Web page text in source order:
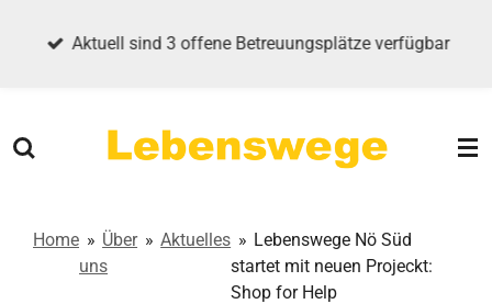
HauptinhaltAktuell sind 3 offene Betreuungsplätze verfügbar
Home » Über
uns
» Aktuelles » Lebenswege Nö Süd
startet mit neuen Projeckt:
Shop for Help